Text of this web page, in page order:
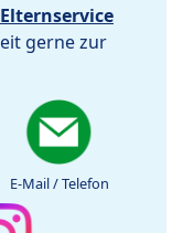
gerne zur
E-Mail / Telefon